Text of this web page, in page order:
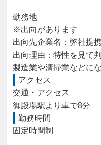
勤務地
※出向があります
出向先企業名：弊社提
出向理由：特性を見て
製造業や清掃業などに
アクセス
交通・アクセス
御殿場駅より車で8分
勤務時間
固定時間制